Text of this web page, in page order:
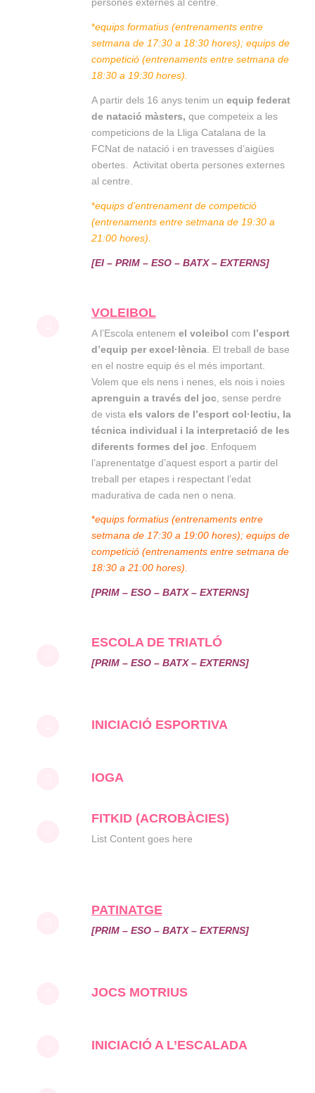
persones externes al centre.
*equips formatius (entrenaments entre
setmana de 17:30 a 18:30 hores); equips de
competició (entrenaments entre setmana de
18:30 a 19:30 hores).
A partir dels 16 anys tenim un equip federat
de natació màsters, que competeix a les
competicions de la Lliga Catalana de la
FCNat de natació i en travesses d’aigües
obertes. Activitat oberta persones externes
al centre.
*equips d’entrenament de competició
(entrenaments entre setmana de 19:30 a
21:00 hores).
[EI – PRIM – ESO – BATX – EXTERNS]
VOLEIBOL
A l’Escola entenem el voleibol com l’esport
d’equip per excel·lència. El treball de base
en el nostre equip és el més important.
Volem que els nens i nenes, els nois i noies
aprenguin a través del joc, sense perdre
de vista els valors de l’esport col·lectiu, la
técnica individual i la interpretació de les
diferents formes del joc. Enfoquem
l’aprenentatge d’aquest esport a partir del
treball per etapes i respectant l’edat
madurativa de cada nen o nena.
*equips formatius (entrenaments entre
setmana de 17:30 a 19:00 hores); equips de
competició (entrenaments entre setmana de
18:30 a 21:00 hores).
[PRIM – ESO – BATX – EXTERNS]
ESCOLA DE TRIATLÓ
[PRIM – ESO – BATX – EXTERNS]
INICIACIÓ ESPORTIVA
IOGA
FITKID (ACROBÀCIES)
List Content goes here
PATINATGE
[PRIM – ESO – BATX – EXTERNS]
JOCS MOTRIUS
INICIACIÓ A L’ESCALADA